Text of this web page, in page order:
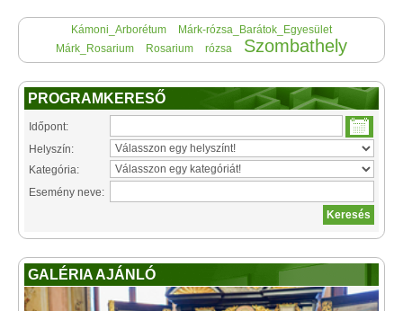
Kámoni_Arborétum
Márk-rózsa_Barátok_Egyesület
Márk_Rosarium
Rosarium rózsa Szombathely
PROGRAMKERESŐ
Időpont:
Helyszín:
Kategória:
Esemény neve:
GALÉRIA AJÁNLÓ